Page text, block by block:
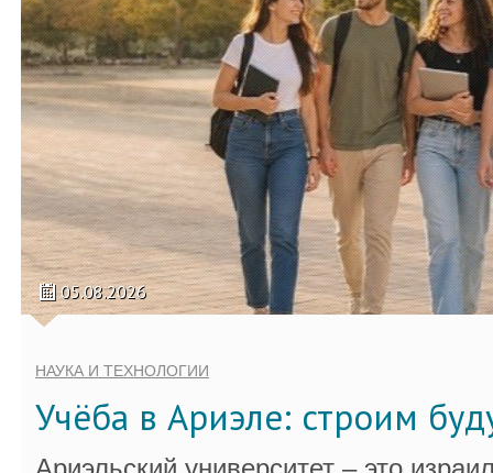
05.08.2026
НАУКА И ТЕХНОЛОГИИ
Учёба в Ариэле: строим